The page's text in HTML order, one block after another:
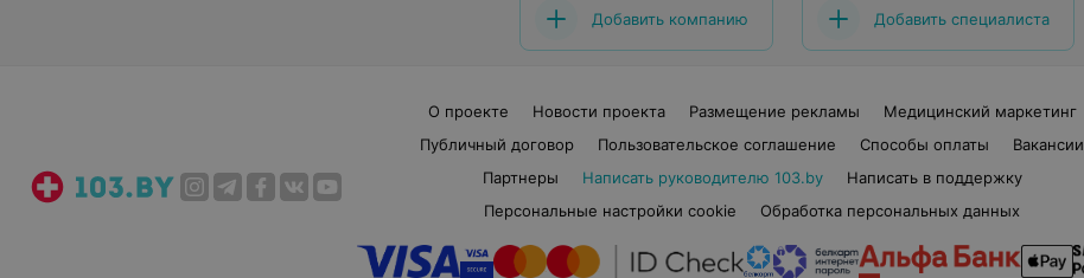
Добавить компанию Добавить специалиста
О проекте Новости проекта Размещение рекламы
Медицинский маркетинг
Публичный договор
Пользовательское соглашение Способы оплаты
Вакансии
Партнеры
Написать руководителю 103.by
Написать в поддержку
Персональные настройки cookie
Обработка персональных данных